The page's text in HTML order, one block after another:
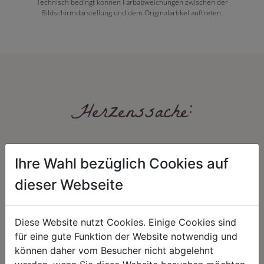
Technisch bedingt können Farbabweichungen zwischen der
Bildschirmdarstellung und dem Originalartikel auftreten.
Herzenssache:
HARMONIE
Unser Sortiment steht für ein
positives Lebensgefühl. Wir
FAIRNESS
Nicht immer ist der günstigste Preis
auch ein guter Preis. Wir handeln
Ihre Wahl bezüglich Cookies auf
dieser Webseite
Diese Website nutzt Cookies. Einige Cookies sind
für eine gute Funktion der Website notwendig und
können daher vom Besucher nicht abgelehnt